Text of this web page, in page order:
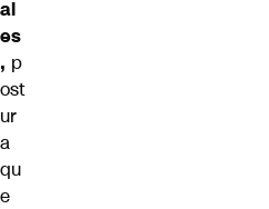
al
es
, p
ost
ur
a
qu
e